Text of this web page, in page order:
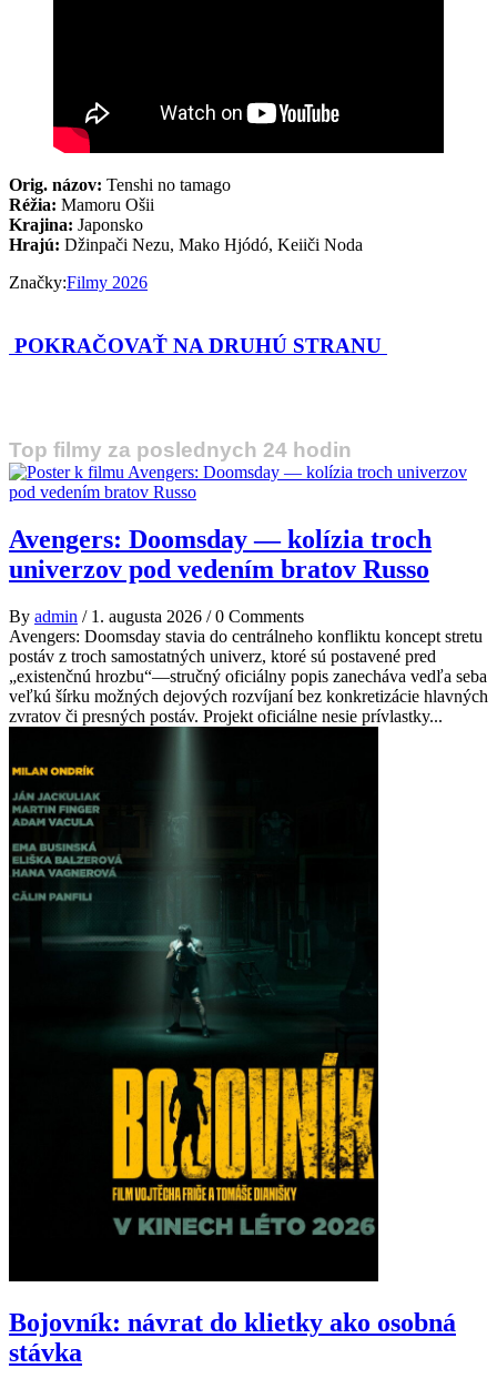
Orig. názov: Tenshi no tamago
Réžia: Mamoru Ošii
Krajina: Japonsko
Hrajú: Džinpači Nezu, Mako Hjódó, Keiiči Noda
Značky:Filmy 2026
POKRAČOVAŤ NA DRUHÚ STRANU
Top filmy za poslednych 24 hodin
Avengers: Doomsday — kolízia troch
univerzov pod vedením bratov Russo
By admin / 1. augusta 2026 /0 Comments
Avengers: Doomsday stavia do centrálneho konfliktu koncept stretu
postáv z troch samostatných univerz, ktoré sú postavené pred
„existenčnú hrozbu“—stručný oficiálny popis zanecháva vedľa seba
veľkú šírku možných dejových rozvíjaní bez konkretizácie hlavných
zvratov či presných postáv. Projekt oficiálne nesie prívlastky...
Bojovník: návrat do klietky ako osobná
stávka